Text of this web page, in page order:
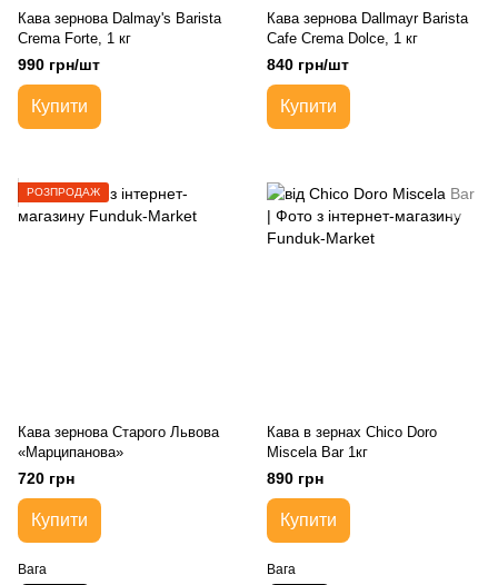
Кава зернова Dalmay's Barista
Crema Forte, 1 кг
990 грн/шт
Купити
Кава зернова Dallmayr Barista
Cafe Crema Dolce, 1 кг
840 грн/шт
Купити
РОЗПРОДАЖ
Кава зернова Старого Львова
«Марципанова»
720 грн
Купити
Вага
Кава в зернах Chico Doro
Miscela Bar 1кг
890 грн
Купити
Вага